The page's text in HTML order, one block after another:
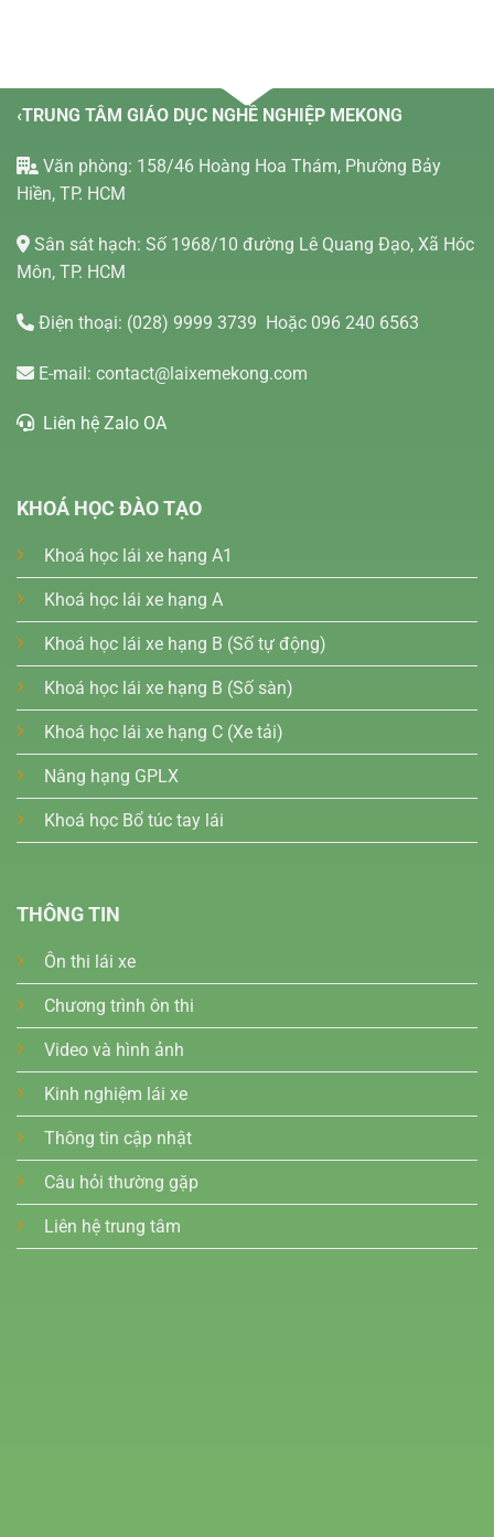
‹TRUNG TÂM GIÁO DỤC NGHỀ NGHIỆP MEKONG
Văn phòng: 158/46 Hoàng Hoa Thám, Phường Bảy
Hiền, TP. HCM
Sân sát hạch: Số 1968/10 đường Lê Quang Đạo, Xã Hóc
Môn, TP. HCM
Điện thoại: (028) 9999 3739 Hoặc 096 240 6563
E-mail: contact@laixemekong.com
Liên hệ Zalo OA
KHOÁ HỌC ĐÀO TẠO
Khoá học lái xe hạng A1
Khoá học lái xe hạng A
Khoá học lái xe hạng B (Số tự động)
Khoá học lái xe hạng B (Số sàn)
Khoá học lái xe hạng C (Xe tải)
Nâng hạng GPLX
Khoá học Bổ túc tay lái
THÔNG TIN
Ôn thi lái xe
Chương trình ôn thi
Video và hình ảnh
Kinh nghiệm lái xe
Thông tin cập nhật
Câu hỏi thường gặp
Liên hệ trung tâm